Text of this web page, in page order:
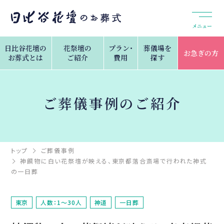
メニュー
日比谷花壇の
お葬式とは
花祭壇の
ご紹介
プラン・
費用
葬儀場を
探す
お急ぎの方
ご葬儀事例のご紹介
トップ
ご葬儀事例
神饌物に白い花祭壇が映える、東京都落合斎場で行われた神式
の一日葬
東京 人数：1～30人 神道 一日葬